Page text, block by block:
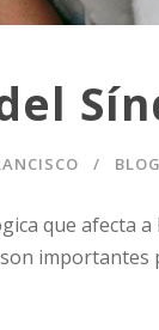
BLOG
que afecta
importantes